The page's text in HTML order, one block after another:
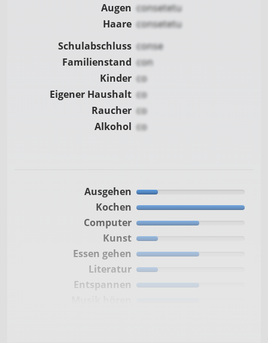
Augen consetetu
Haare consetetu
Schulabschluss conse
Familienstand con
Kinder co
Eigener Haushalt co
Raucher co
Alkohol co
Ausgehen
Kochen
Computer
Kunst
Essen gehen
Literatur
Entspannen